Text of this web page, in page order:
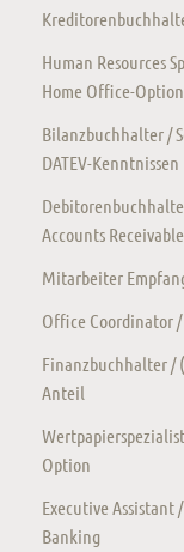
Human Resources
Home Office-Option
Bilanzbuchhalter /
DATEV-Kenntnissen
Accounts
Mitarbeiter
Office Coordinator
Finanzbuchhalter /
Anteil
Option
Executive
Banking